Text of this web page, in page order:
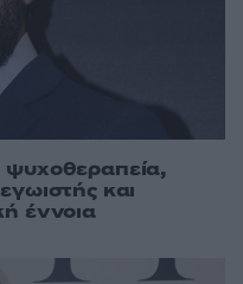
ψυχοθεραπεία,
και
έννοια